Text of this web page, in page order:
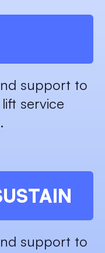
support to
service
support to